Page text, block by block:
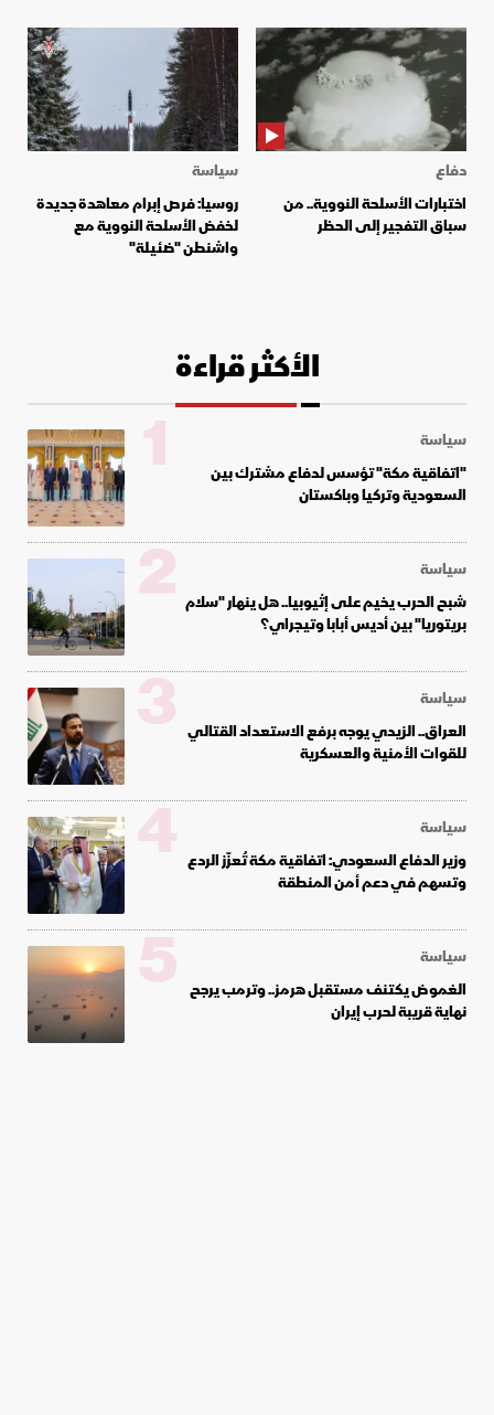
دفاع
اختبارات الأسلحة النووية.. من
سباق التفجير إلى الحظر
سياسة
روسيا: فرص إبرام معاهدة جديدة
لخفض الأسلحة النووية مع
واشنطن "ضئيلة"
الأكثر قراءة
سياسة
"اتفاقية مكة" تؤسس لدفاع مشترك بين
السعودية وتركيا وباكستان
1
سياسة
شبح الحرب يخيم على إثيوبيا.. هل ينهار "سلام
بريتوريا" بين أديس أبابا وتيجراي؟
2
سياسة
العراق.. الزيدي يوجه برفع الاستعداد القتالي
للقوات الأمنية والعسكرية
3
سياسة
وزير الدفاع السعودي: اتفاقية مكة تُعزّز الردع
وتسهم في دعم أمن المنطقة
4
سياسة
الغموض يكتنف مستقبل هرمز.. وترمب يرجح
نهاية قريبة لحرب إيران
5